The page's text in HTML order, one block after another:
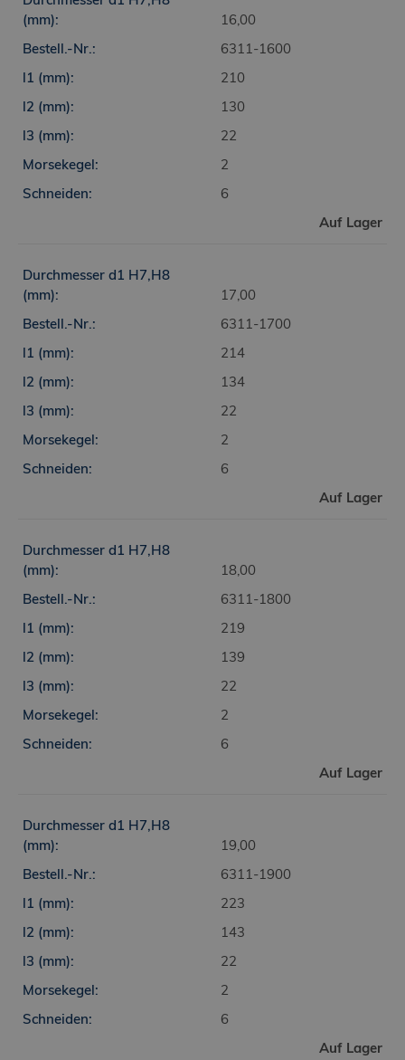
16,00
6311-1600
210
130
22
2
6
Auf Lager
17,00
6311-1700
214
134
22
2
6
Auf Lager
18,00
6311-1800
219
139
22
2
6
Auf Lager
19,00
6311-1900
223
143
22
2
6
Auf Lager